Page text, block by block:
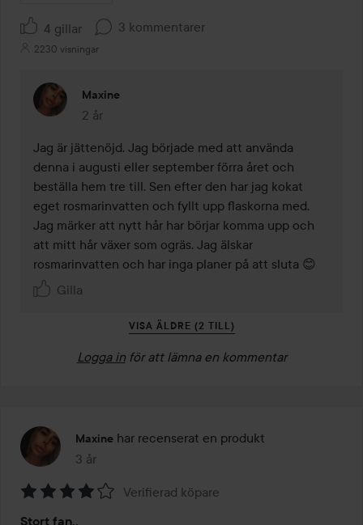
4 gillar 3 kommentarer
2230 visningar
Maxine
2 år
Kommentaren lades 2 år
Jag är jättenöjd. Jag började med att använda
denna i augusti eller september förra året och
beställa hem tre till. Sen efter den har jag kokat
eget rosmarinvatten och fyllt upp flaskorna med.
Jag märker att nytt hår har börjar komma upp och
att mitt hår växer som ogräs. Jag älskar
rosmarinvatten och har inga planer på att sluta 😊
Gilla
VISA ÄLDRE (2 TILL)
Logga in för att lämna en kommentar
Maxine har recenserat en produkt
3 år
Inlägget skapades 3 år
Verifierad köpare
Stort fan..